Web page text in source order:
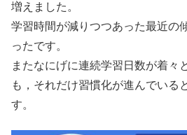
増えました。
学習時間が減りつつあった最近の
ったです。
またなにげに連続学習日数が着々
も，それだけ習慣化が進んでいる
す。